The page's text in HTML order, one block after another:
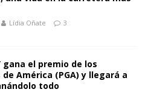
Lídia Oñate 3
gana el premio de los
América (PGA) y llegará a
todo